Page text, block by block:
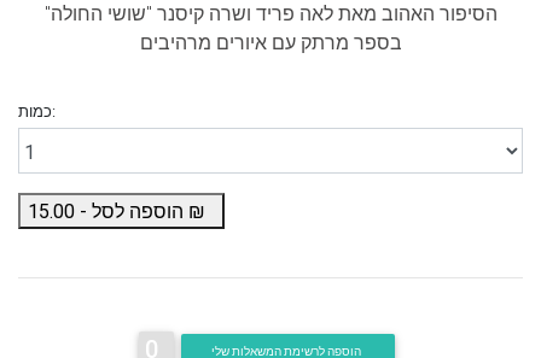
הסיפור האהוב מאתלאה פריד ושרה קיסנר "שושי החולה"
בספר מרתק עם איורים מרהיבים
כמות:
הוספה לסל - 15.00
0